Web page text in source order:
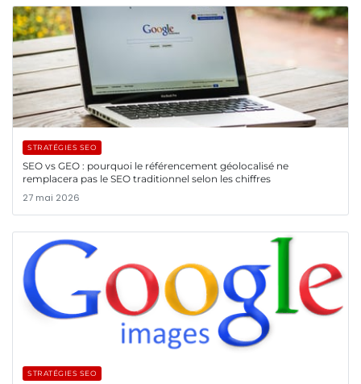
STRATÉGIES SEO
SEO vs GEO : pourquoi le référencement géolocalisé ne
remplacera pas le SEO traditionnel selon les chiffres
27 mai 2026
STRATÉGIES SEO